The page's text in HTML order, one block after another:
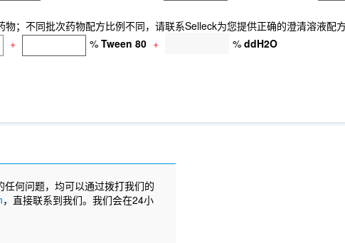
；不同批次药物配方比例不同，请联系Selleck为您提供正确的澄清溶液配
+ % Tween 80 + % ddH2O
何问题，均可以通过拨打我们的
，直接联系到我们。我们会在24小